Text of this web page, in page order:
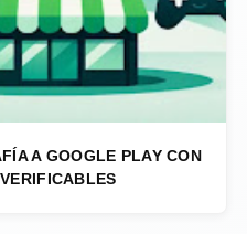
A GOOGLE PLAY CON